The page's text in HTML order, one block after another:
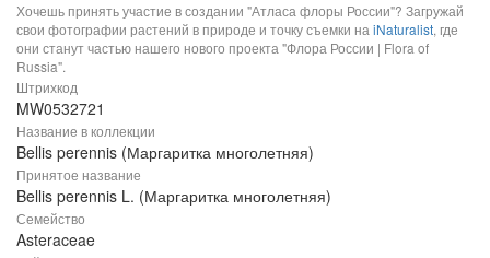
Хочешь принять участие в создании "Атласа флоры России"? Загружай
свои фотографии растений в природе и точку съемки наiNaturalist, где
они станут частью нашего нового проекта "Флора России | Flora of
Russia".
Штрихкод
MW0532721
Название в коллекции
Bellis perennis (Маргаритка многолетняя)
Принятое название
Bellis perennis L. (Маргаритка многолетняя)
Семейство
Asteraceae